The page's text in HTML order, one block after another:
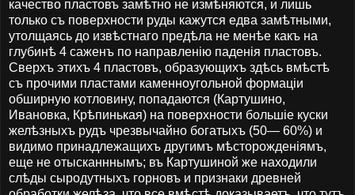
качество пластовъ замѣтно не измѣняются, и лишь
только съ поверхности руды кажутся едва замѣтными,
утолщаясь до извѣстнаго предѣла не менѣе какъ на
глубинѣ 4 саженъ по направленію паденія пластовъ.
Сверхъ этихъ 4 пластовъ, образующихъ здѣсь вмѣстѣ
съ прочими пластами каменноугольной формаціи
обширную котловину, попадаются (Картушино,
Ивановка, Крѣпинькая) на поверхности большіе куски
желѣзныхъ рудъ чрезвычайно богатыхъ (50— 60%) и
видимо принадлежащихъ другимъ мѣсторожденіямъ,
еще не отысканннымъ; въ Картушиной же находили
слѣды сыродутныхъ горновъ и признаки древней